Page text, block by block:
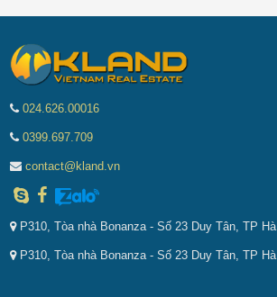
024.626.00016
0399.697.709
contact@kland.vn
P310, Tòa nhà Bonanza - Số 23 Duy Tân, TP
P310, Tòa nhà Bonanza - Số 23 Duy Tân, TP